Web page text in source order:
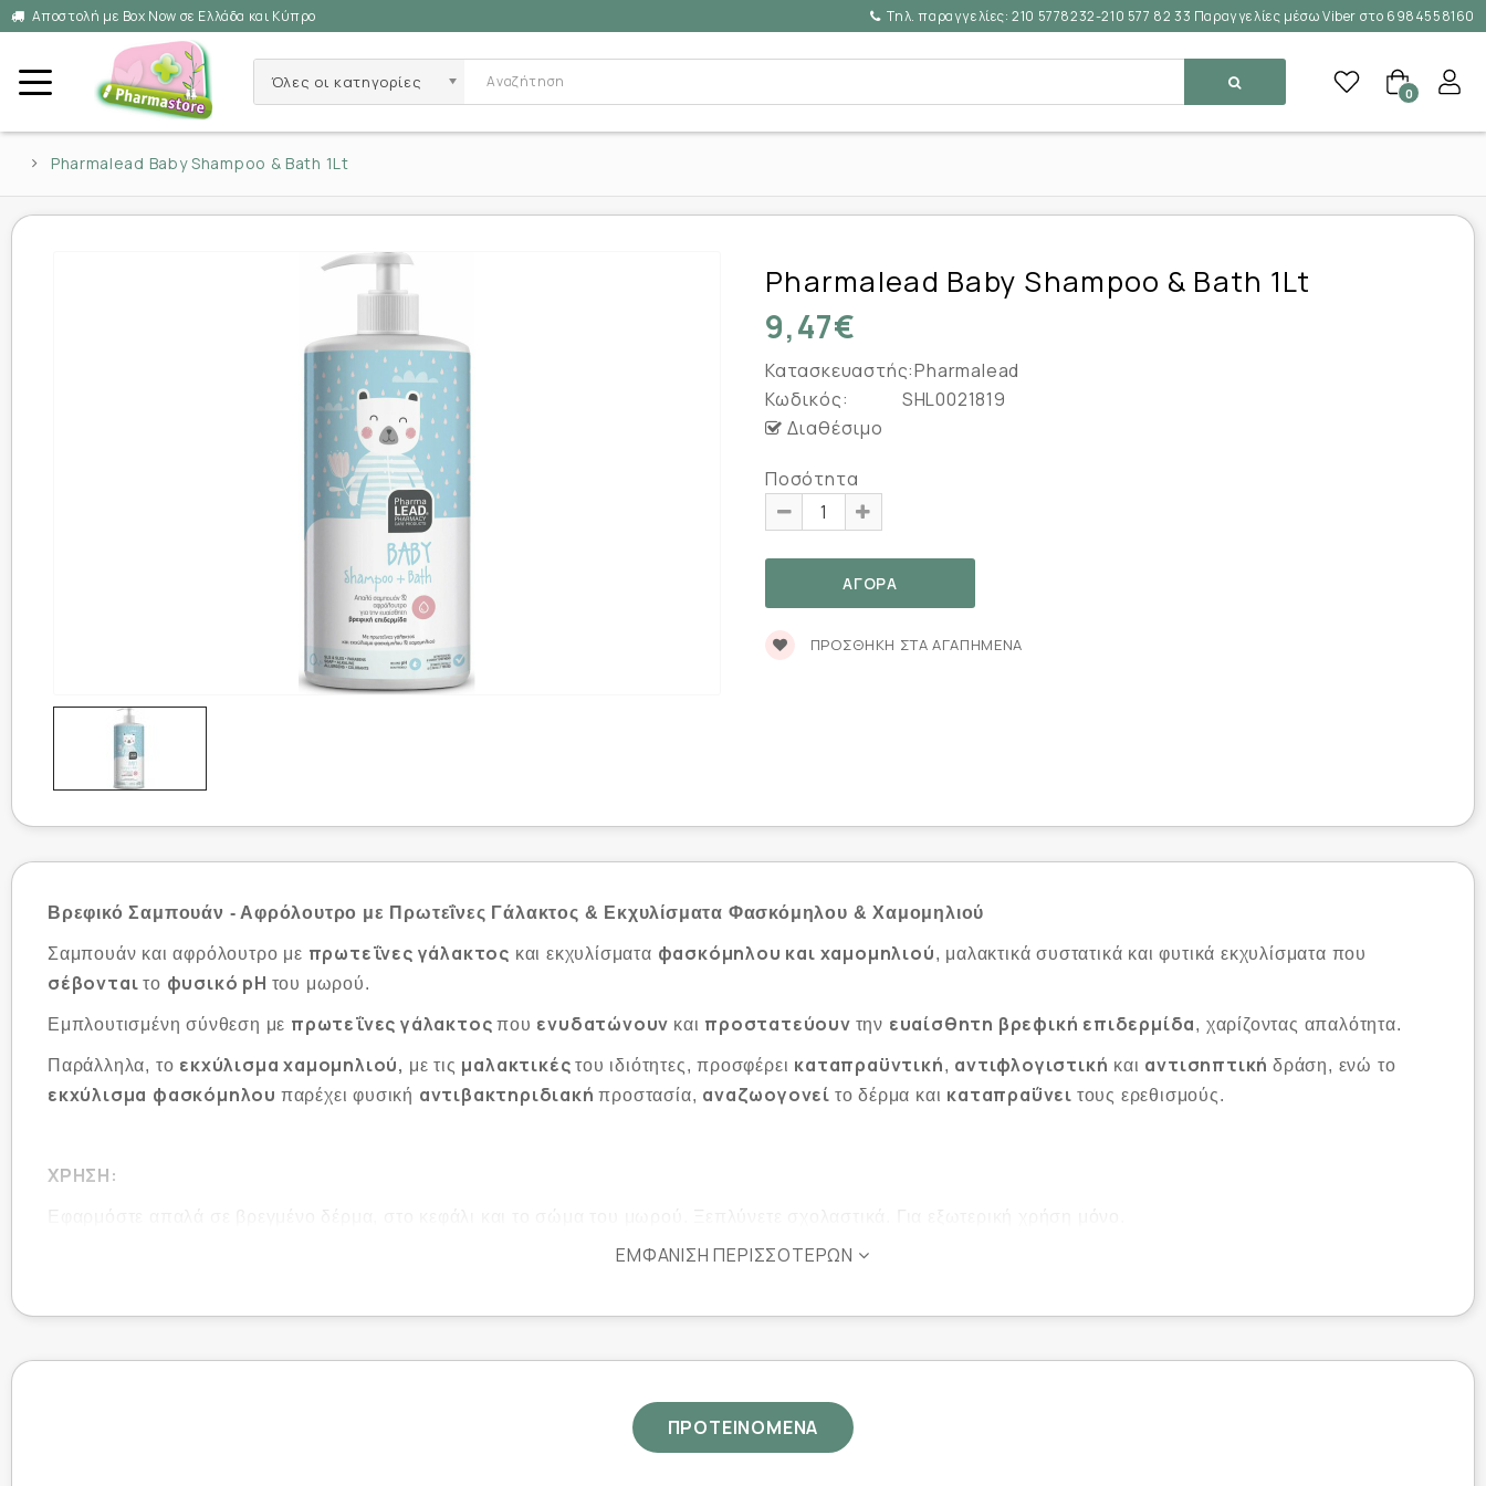
Αποστολή με Box Now σε Ελλάδα και Κύπρο Τηλ. παραγγελίες:210 5778232-210 577 82 33 Παραγγελίες μέσω Viber στο 6984558160
Όλες οι κατηγορίες
0
Pharmalead Baby Shampoo & Bath 1Lt
Pharmalead Baby Shampoo & Bath 1Lt
9,47€
Κατασκευαστής:Pharmalead
Κωδικός:
SHL0021819
Διαθέσιμο
Ποσότητα
ΠΡΟΣΘΉΚΗ ΣΤΑ ΑΓΑΠΗΜΈΝΑ
Βρεφικό Σαμπουάν - Αφρόλουτρο με Πρωτεΐνες Γάλακτος & Εκχυλίσματα Φασκόμηλου & Χαμομηλιού
Σαμπουάν και αφρόλουτρο με πρωτεΐνες γάλακτος και εκχυλίσματα φασκόμηλου και χαμομηλιού, μαλακτικά συστατικά και φυτικά εκχυλίσματα που
σέβονταιτο φυσικό pH του μωρού.
Εμπλουτισμένη σύνθεση με πρωτεΐνες γάλακτοςπου ενυδατώνουν και προστατεύουν την ευαίσθητη βρεφική επιδερμίδα, χαρίζοντας απαλότητα.
Παράλληλα, το εκχύλισμα χαμομηλιού, με τις μαλακτικέςτου ιδιότητες, προσφέρει καταπραϋντική, αντιφλογιστική και αντισηπτικήδράση, ενώ το
εκχύλισμα φασκόμηλου παρέχει φυσική αντιβακτηριδιακήπροστασία, αναζωογονεί το δέρμα και καταπραΰνει τους ερεθισμούς.
ΧΡΗΣΗ:
σαπούνι και αλκάλια, αλλεργιογόνα & χρωστικές.ΕΜΦΆΝΙΣΗ ΠΕΡΙΣΣΌΤΕΡΩΝ
ΠΡΟΤΕΙΝΟΜΕΝΑ